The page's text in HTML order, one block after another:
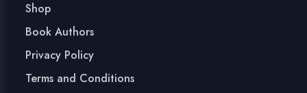
Shop
Book Authors
Privacy Policy
Terms and Conditions